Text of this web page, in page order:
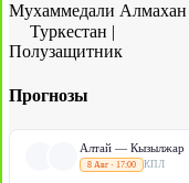
Мухаммедали Алмахан
Туркестан |
Полузащитник
Прогнозы
Алтай — Кызылжар
8 Авг · 17:00 КПЛ